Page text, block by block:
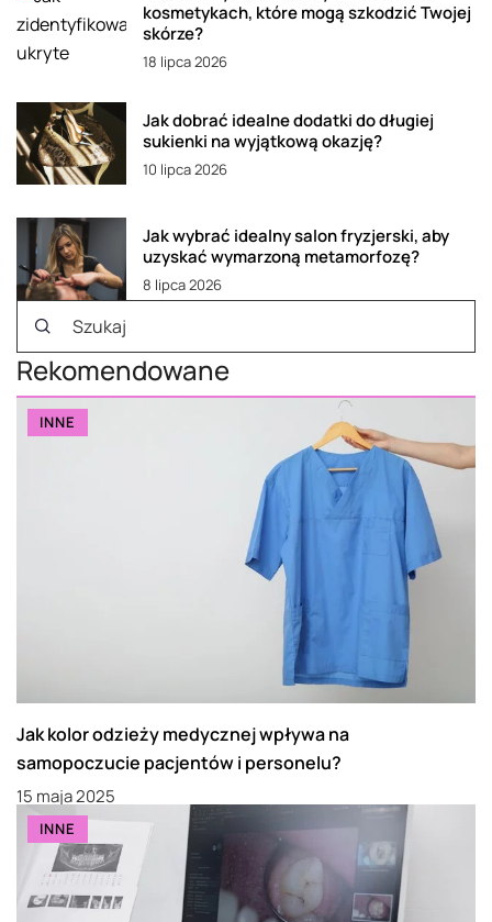
kosmetykach, które mogą szkodzić Twojej
skórze?
18 lipca 2026
Jak dobrać idealne dodatki do długiej
sukienki na wyjątkową okazję?
10 lipca 2026
Jak wybrać idealny salon fryzjerski, aby
uzyskać wymarzoną metamorfozę?
8 lipca 2026
Rekomendowane
INNE
Jak kolor odzieży medycznej wpływa na
samopoczucie pacjentów i personelu?
15 maja 2025
INNE